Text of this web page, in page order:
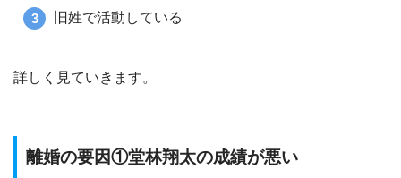
旧姓で活動している
詳しく見ていきます。
離婚の要因①堂林翔太の成績が悪い